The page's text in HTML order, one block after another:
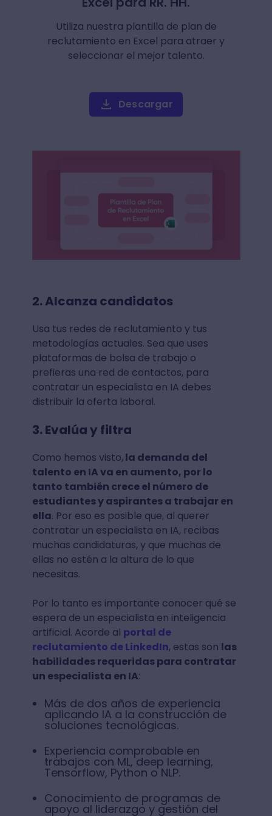
Utiliza nuestra plantilla de plan de
reclutamiento en Excel para atraer y
seleccionar el mejor talento.
Descargar
2. Alcanza candidatos
Usa tus redes de reclutamiento y tus
metodologías actuales. Sea que uses
plataformas de bolsa de trabajo o
prefieras una red de contactos, para
contratar un especialista en IA debes
distribuir la oferta laboral.
3. Evalúa y filtra
Como hemos visto, la demanda del
talento en IA va en aumento, por lo
tanto también crece el número de
estudiantes y aspirantes a trabajar en
ella. Por eso es posible que, al querer
contratar un especialista en IA, recibas
muchas candidaturas, y que muchas de
ellas no estén a la altura de lo que
necesitas.
Por lo tanto es importante conocer qué se
espera de un especialista en inteligencia
artificial. Acorde al portal de
reclutamiento de LinkedIn, estas son las
habilidades requeridas para contratar
un especialista en IA:
Más de dos años de experiencia
aplicando IA a la construcción de
soluciones tecnológicas.
Experiencia comprobable en
trabajos con ML, deep learning,
Tensorflow, Python o NLP.
Conocimiento de programas de
apoyo al liderazgo y gestión del